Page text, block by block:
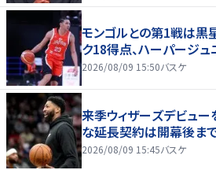
モンゴルとの第1戦は
ク18得点、ハーパージ
2026/08/09 15:50バスケ
来季ウィザーズデビュ
な延長契約は開幕後ま
2026/08/09 15:45バスケ